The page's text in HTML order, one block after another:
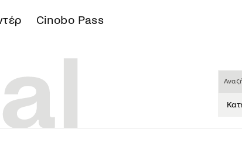
Cinobo Pass